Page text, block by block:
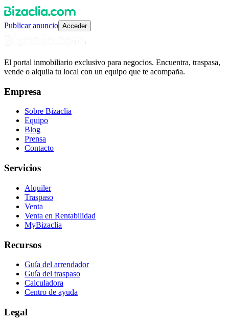
Publicar anuncio Acceder
El portal inmobiliario exclusivo para negocios. Encuentra, traspasa,
vende o alquila tu local con un equipo que te acompaña.
Empresa
Sobre Bizaclia
Equipo
Blog
Prensa
Contacto
Servicios
Alquiler
Traspaso
Venta
Venta en Rentabilidad
MyBizaclia
Recursos
Guía del arrendador
Guía del traspaso
Calculadora
Centro de ayuda
Legal